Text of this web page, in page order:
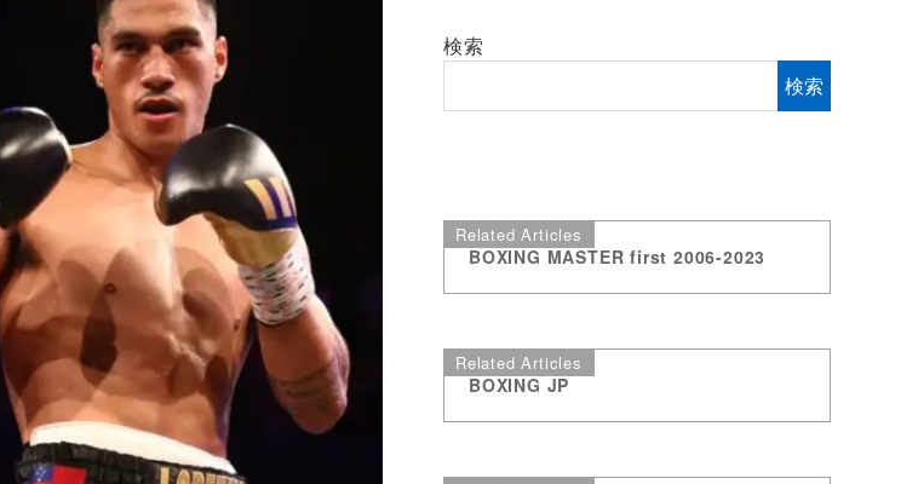
検索
検索
Related Articles
BOXING MASTER first 2006-2023
Related Articles
BOXING JP